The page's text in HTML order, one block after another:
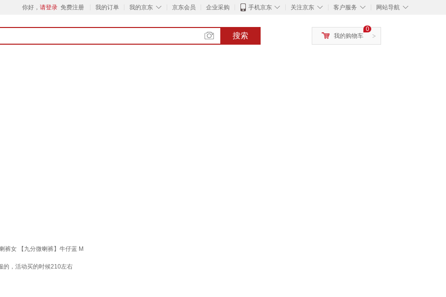
你好， 请登录 免费注册 我的订单 ◇
我的京东 京东会员 企业采购 ◇
手机京东 ◇
关注京东 ◇
客户服务 ◇
网站导航
搜索 >
0
我的购物车
裤女 【九分微喇裤】牛仔蓝 M
的，活动买的时候210左右